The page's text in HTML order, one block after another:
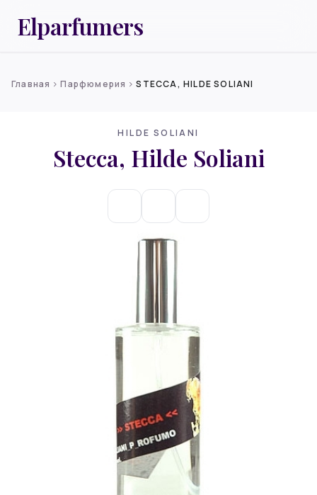
Elparfumers
Главная chevron_rightПарфюмерия chevron_rightSTECCA, HILDE SOLIANI
HILDE SOLIANI
Stecca, Hilde Soliani